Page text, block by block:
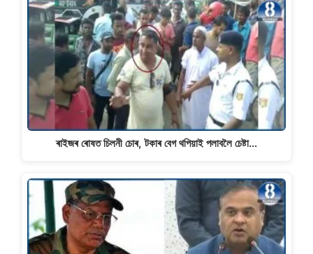
ৰাইজৰ ৰোষত চিলনী চোৰ, টকাৰ বেগ থপিয়াই পলাবলৈ চেষ্টা…